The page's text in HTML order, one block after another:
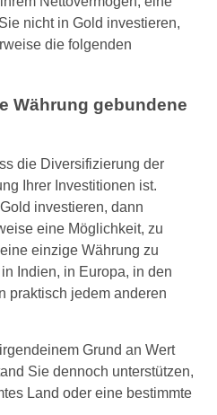
nicht in Gold investieren,
die folgenden
Währung gebundene
die Diversifizierung der
Ihrer Investitionen ist.
investieren, dann
eine Möglichkeit, zu
einzige Währung zu
Indien, in Europa, in den
praktisch jedem anderen
Grund an Wert
Sie dennoch unterstützen,
Land oder eine bestimmte